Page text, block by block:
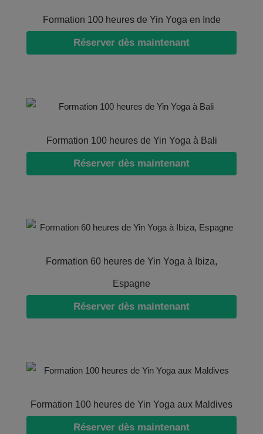
Formation 100 heures de Yin Yoga en Inde
Réserver dès maintenant
Formation 100 heures de Yin Yoga à Bali
Réserver dès maintenant
Formation 60 heures de Yin Yoga à Ibiza,
Espagne
Réserver dès maintenant
Formation 100 heures de Yin Yoga aux Maldives
Réserver dès maintenant